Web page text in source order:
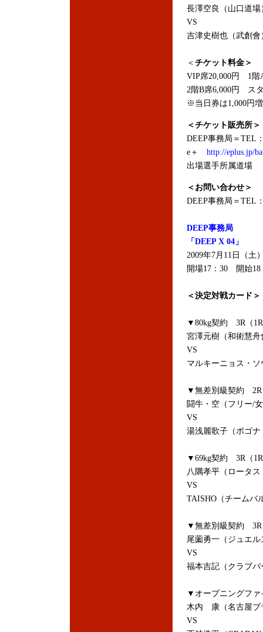
長澤空良（山口道場
VS
吉津史樹也（武創會
＜ チケット料金＞
VIP席20,000円 1階
2階B席6,000円 ス
※当日券は1,000
＜チケット販売所＞
DEEP事務局＝TEL
e＋ http://eplus.jp/
出場選手所属道場
＜お問い合わせ＞
DEEP事務局＝TEL
DEEP事務局
「DEEP X 04」
2009年7月11日（土
開場17：30 開始18
＜決定対戦カード＞
▼80kg契約 3R（
宮澤元樹（和術慧
VS
マルキーニョス・
▼無差別級契約 2R
闘牛・空（フリー/
VS
湯浅麗歌子（ポゴ
▼69kg契約 3R（
八隅孝平（ロータ
VS
TAISHO（チームバ
▼無差別級契約 3R
尾薗勇一（ジュエル
VS
福本吉記（クラブ
▼オープニングフ
木内 康（名古屋ブ
VS